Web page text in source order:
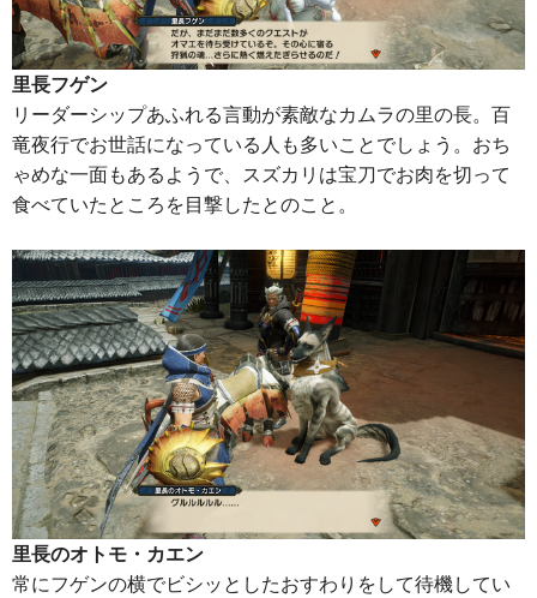
里長フゲン
リーダーシップあふれる言動が素敵なカムラの里の長。百
竜夜行でお世話になっている人も多いことでしょう。おち
ゃめな一面もあるようで、スズカリは宝刀でお肉を切って
食べていたところを目撃したとのこと。
里長のオトモ・カエン
常にフゲンの横でビシッとしたおすわりをして待機してい